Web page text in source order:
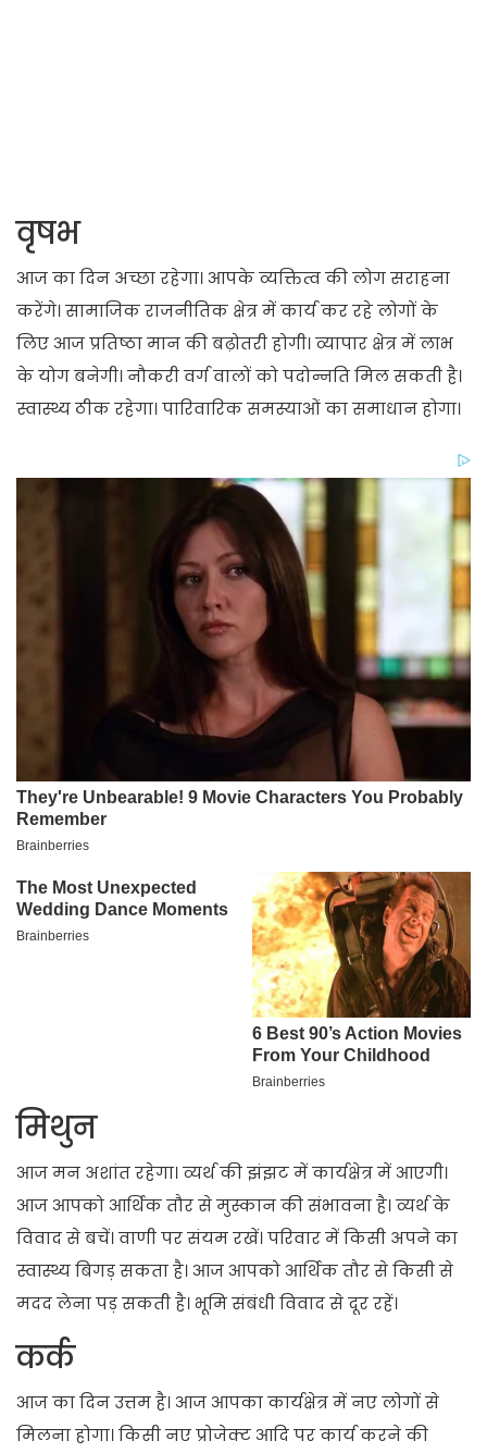
वृषभ
आज का दिन अच्छा रहेगा। आपके व्यक्तित्व की लोग सराहना
करेंगे। सामाजिक राजनीतिक क्षेत्र में कार्य कर रहे लोगों के
लिए आज प्रतिष्ठा मान की बढ़ोतरी होगी। व्यापार क्षेत्र में लाभ
के योग बनेगी। नौकरी वर्ग वालों को पदोन्नति मिल सकती है।
स्वास्थ्य ठीक रहेगा। पारिवारिक समस्याओं का समाधान होगा।
मिथुन
आज मन अशांत रहेगा। व्यर्थ की झंझट में कार्यक्षेत्र में आएगी।
आज आपको आर्थिक तौर से मुस्कान की संभावना है। व्यर्थ के
विवाद से बचें। वाणी पर संयम रखें। परिवार में किसी अपने का
स्वास्थ्य बिगड़ सकता है। आज आपको आर्थिक तौर से किसी से
मदद लेना पड़ सकती है। भूमि संबंधी विवाद से दूर रहें।
कर्क
आज का दिन उत्तम है। आज आपका कार्यक्षेत्र में नए लोगों से
मिलना होगा। किसी नए प्रोजेक्ट आदि पर कार्य करने की